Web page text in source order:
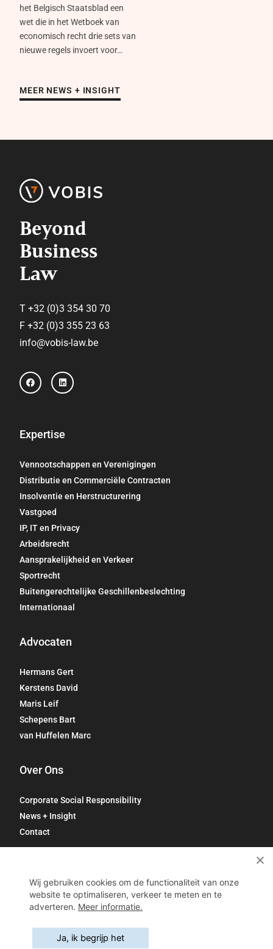
het Belgisch Staatsblad een
wet die in het Wetboek van
economisch recht drie sets van
nieuwe regels invoert voor…
MEER NEWS + INSIGHT
Beyond
Business
Law
T +32 (0)3 354 30 70
F +32 (0)3 355 23 63
info@vobis-law.be
F
a
c
k
L
i
n
n
Advocaten
Hermans Gert
Kerstens David
Maris Leif
Schepens Bart
van Huffelen Marc
Expertise
Vennootschappen en Verenigingen
Distributie en Commerciële Contracten
Insolventie en Herstructurering
Vastgoed
IP, IT en Privacy
Arbeidsrecht
Aansprakelijkheid en Verkeer
Sportrecht
Buitengerechtelijke Geschillenbeslechting
Internationaal
Over Ons
Corporate Social Responsibility
News + Insight
Contact
© VOBIS ― Bisschoppenhoflaan 645, 2100 Antwerpen ―
Parklaan 138, 2300 Turnhout
Algemene Voorwaarden Cookies
Wij gebruiken cookies om de functionaliteit van onze
website te optimaliseren, verkeer te meten en te
adverteren. Meer informatie.
Ja, ik begrijp het